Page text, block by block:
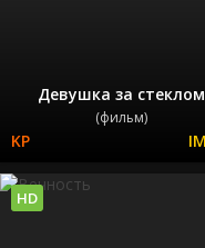
Девушка за стеклом
(фильм)
HD